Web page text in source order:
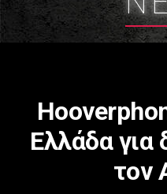
Ελλάδα για
τον